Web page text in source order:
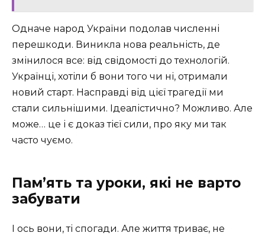
Одначе народ України подолав численні
перешкоди. Виникла нова реальність, де
змінилося все: від свідомості до технологій.
Українці, хотіли б вони того чи ні, отримали
новий старт. Насправді від цієї трагедії ми
стали сильнішими. Ідеалістично? Можливо. Але
може… це і є доказ тієї сили, про яку ми так
часто чуємо.
Пам’ять та уроки, які не варто
забувати
І ось вони, ті спогади. Але життя триває, не